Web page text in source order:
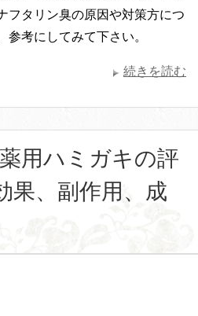
フタリン臭の原因や対策方につ
参考にしてみて下さい。
続きを読む
用ハミガキの評
果、副作用、成